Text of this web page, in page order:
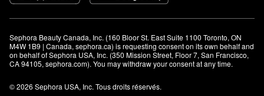
Sephora Beauty Canada, Inc. (160 Bloor St. East Suite 1100 Toronto, ON
M4W 1B9 | Canada, sephora.ca) is requesting consent on its own behalf and
on behalf of Sephora USA, Inc. (350 Mission Street, Floor 7, San Francisco,
CA 94105, sephora.com). You may withdraw your consent at any time.
© 2026 Sephora USA, Inc. Tous droits réservés.